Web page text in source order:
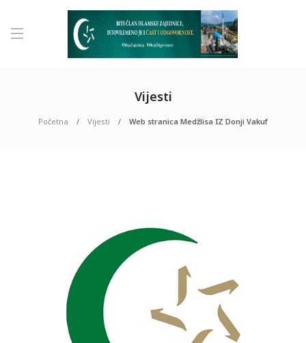
Vijesti
Početna Vijesti Web stranica Medžlisa IZ Donji Vakuf